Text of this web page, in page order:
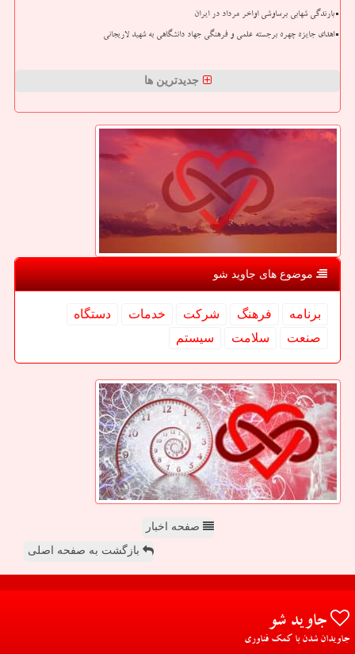
بارندگی شهابی برساوشی اواخر مرداد در ایران
اهدای جایزه چهره برجسته علمی و فرهنگی جهاد دانشگاهی به شهید لاریجانی
جدیدترین ها
موضوع های جاوید شو
برنامه فرهنگ شركت خدمات
دستگاه
صنعت
سلامت سیستم
صفحه اخبار
بازگشت به صفحه اصلی
جاوید شو
جاویدان شدن با کمک فناوری